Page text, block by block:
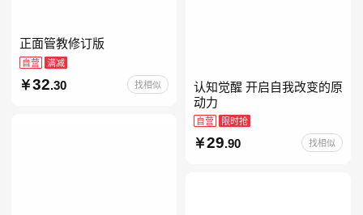
正面管教修订版
自营 满减
32.30 找相似
认知觉醒 开启自我改变的原
动力
自营 限时抢
29.90 找相似